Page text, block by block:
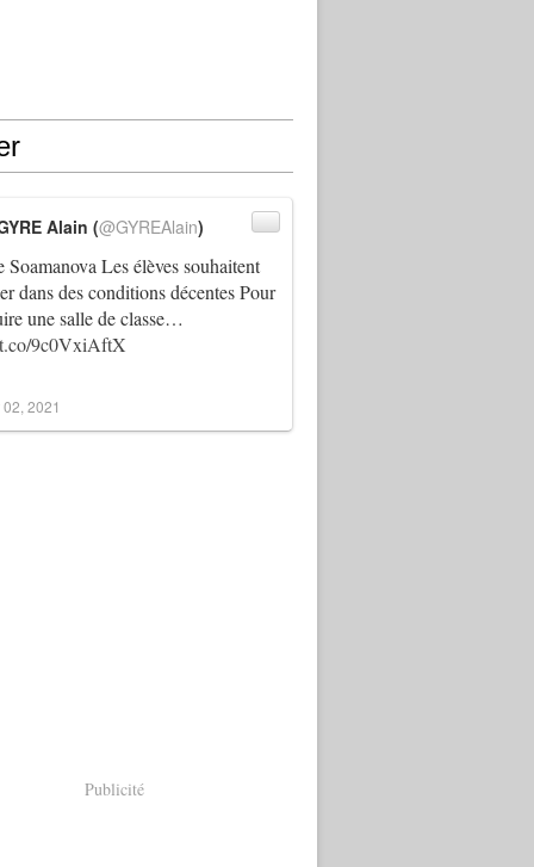
Soamanova Les élèves souhaitent
dans des conditions décentes Pour
une salle de classe…
9c0VxiAftX
Alain (@GYREAlain)
2021
Publicité